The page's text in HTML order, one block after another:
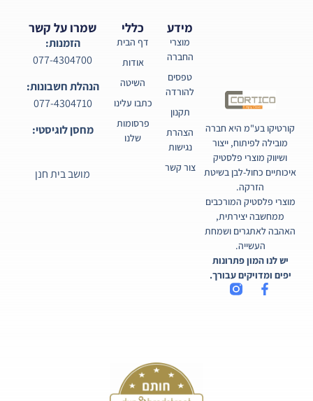
קורטיקו בע"מ היא חברה
מובילה לפיתוח, ייצור
ושיווק מוצרי פלסטיק
איכותיים כחול-לבן בשיטת
הזרקה.
מוצרי פלסטיק המורכבים
ממחשבה יצירתית,
האהבה לאתגרים ושמחת
העשייה.
יש לנו המון פתרונות
יפים ומדויקים עבורך.
כללי
דף הבית
אודות
השיטה
כתבו עלינו
פרסומות
שלנו
מידע
מוצרי
החברה
טפסים
להורדה
תקנון
הצהרת
נגישות
צור קשר
שמרו על קשר
הזמנות:
077-4304700
הנהלת חשבונות:
077-4304710
מחסן לוגיסטי:
מושב בית חנן